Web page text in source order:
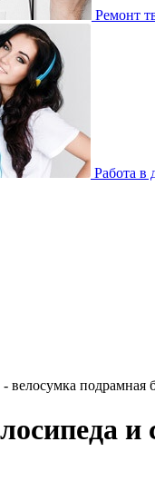
Ремонт
Работа в
велосумка подрамная